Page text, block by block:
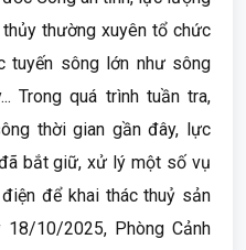
thường xuyên tổ chức
tuyến sông lớn như sông
Trong quá trình tuần tra,
thời gian gần đây, lực
bắt giữ, xử lý một số vụ
để khai thác thuỷ sản
10/2025, Phòng Cảnh